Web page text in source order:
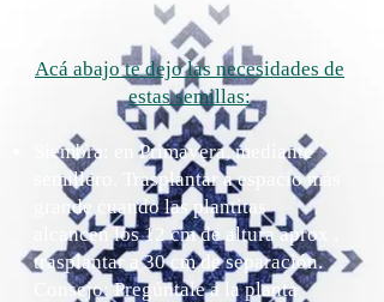
Acá abajo te dejo las necesidades de
estas semillas:
Siembra: en Primavera, mediante
semillero. Trasplantar a espacio más
grande cuando las plantitas
alcancen los 12 cm de altura aprox ,
trasplantar a 30 cm de separación.
Consejo: Pregúntale a la planta